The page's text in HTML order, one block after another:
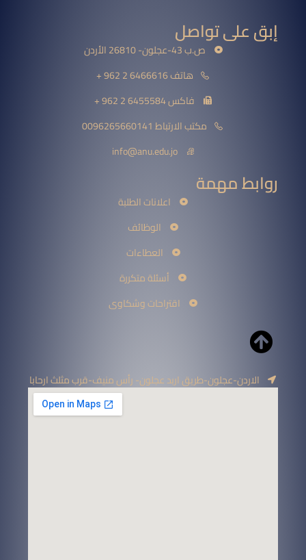
إبق على تواصل
ص.ب 43-عجلون- 26810 الأردن
هاتف 6466616 2 962 +
فاكس 6455584 2 962 +
مكتب الارتباط 0096265660141
info@anu.edu.jo
روابط مهمة
اعلانات الطلبة
الوظائف
العطاءات
أسئلة متكررة
اقتراحات وشكاوى
الاردن-عجلون-طريق اربد عجلون- رأس منيف-قرب مثلث ارحابا